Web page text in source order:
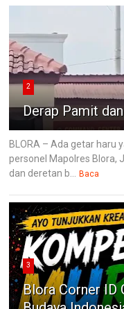
2
Derap Pamit
BLORA – Ada getar haru
personel Mapolres Blora,
dan deretan b...
Baca
3
Blora Corner ID